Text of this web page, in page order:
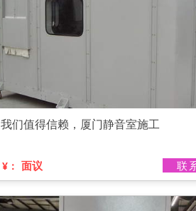
我们值得信赖，厦门静音室施工
¥： 面议 联